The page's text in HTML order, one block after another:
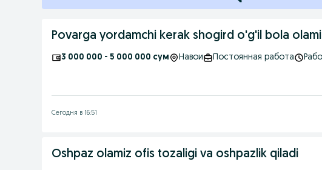
Povarga yordamchi kerak shogird o'g'il bola
3 000 000 - 5 000 000 сум Навои Постоянная работа
Сегодня в 16:51
Oshpaz olamiz ofis tozaligi va oshpazlik qiladi